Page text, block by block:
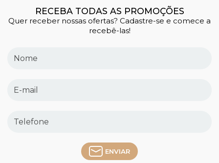
RECEBA TODAS AS PROMOÇÕES
Quer receber nossas ofertas? Cadastre-se e comece a
recebê-las!
ENVIAR